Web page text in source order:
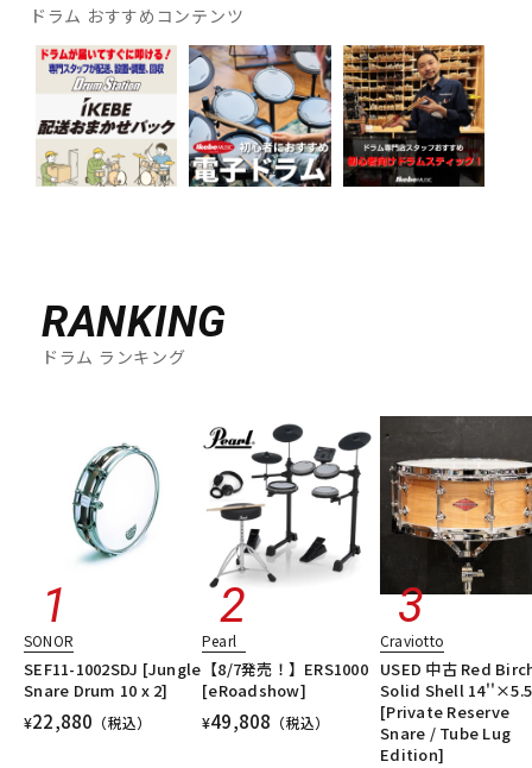
ドラム おすすめコンテンツ
RANKING
ドラム ランキング
SONOR
SEF11-1002SDJ [Jungle
Snare Drum 10 x 2]
¥22,880 （税込）
Pearl
【8/7発売！】ERS1000
[eRoadshow]
¥49,808 （税込）
Craviotto
USED 中古 Red
Solid Shell
[Private Reserve
Snare / Tube Lug
Edition]